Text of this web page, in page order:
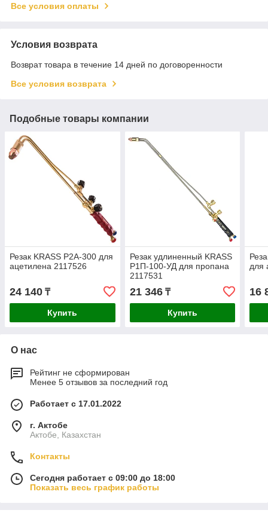
Все условия оплаты
Условия возврата
Возврат товара в течение 14 дней по договоренности
Все условия возврата
Подобные товары компании
Резак KRASS P2A-300 для
ацетилена 2117526
24 140 ₸
Купить
Резак удлиненный KRASS
Р1П-100-УД для пропана
2117531
21 346₸
Купить
для
16
О нас
Рейтинг не сформирован
Менее 5 отзывов за последний год
Работает с 17.01.2022
г. Актобе
Актобе, Казахстан
Контакты
Сегодня работает с 09:00 до 18:00
Показать весь график работы